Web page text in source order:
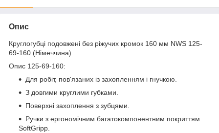
Опис
Круглогубці подовжені без ріжучих кромок 160 мм NWS 125-
69-160 (Німеччина)
Опис 125-69-160:
Для робіт, пов'язаних із захопленням і гнучкою.
З довгими круглими губками.
Поверхні захоплення з зубцями.
Ручки з ергономічним багатокомпонентним покриттям
SoftGripp.